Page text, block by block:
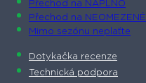
Přechod na NAPLNO
Přechod na NEOMEZENĚ
Mimo sezónu neplaťte
Dotykačka recenze
Technická podpora